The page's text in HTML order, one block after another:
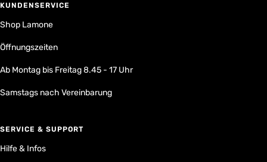
KUNDENSERVICE
Shop Lamone
Öffnungszeiten
Ab Montag bis Freitag 8.45 - 17 Uhr
Samstags nach Vereinbarung
SERVICE & SUPPORT
Hilfe & Infos